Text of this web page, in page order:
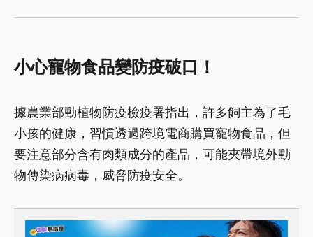
小心寵物食品變防疫破口！
據農業部動植物防疫檢疫署指出，許多飼主為了毛
小孩的健康，習慣透過跨境電商購買寵物食品，但
要注意部分含有肉類成分的產品，可能夾帶境外動
物傳染病病毒，威脅防疫安全。